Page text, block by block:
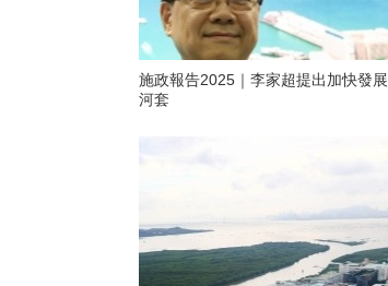
施政報告2025｜李家超提出加快發展
河套